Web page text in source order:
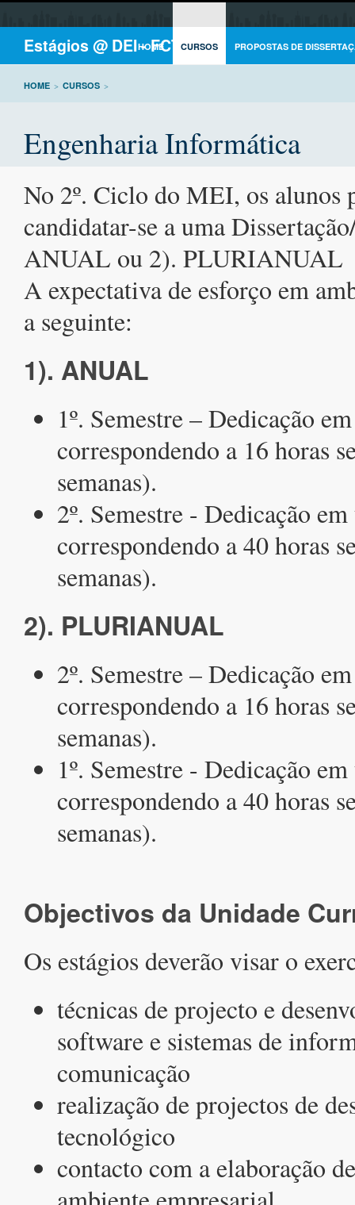
Estágios @ DEI - FCTUC
HOME CURSOS PROPOSTAS DE
HOME > CURSOS >
Engenharia Informática
No 2º. Ciclo do MEI, os alunos
candidatar-se a uma
ANUAL ou 2). PLURIANUAL
A expectativa de esforço em
a seguinte:
1). ANUAL
1º. Semestre – Dedicação
correspondendo a 16 horas
semanas).
2º. Semestre - Dedicação
correspondendo a 40 horas
semanas).
2). PLURIANUAL
2º. Semestre – Dedicação
correspondendo a 16 horas
semanas).
1º. Semestre - Dedicação
correspondendo a 40 horas
semanas).
Objectivos da Unidade
Os estágios deverão visar o
técnicas de projecto e
software e sistemas de
comunicação
realização de projectos de
tecnológico
contacto com a elaboração